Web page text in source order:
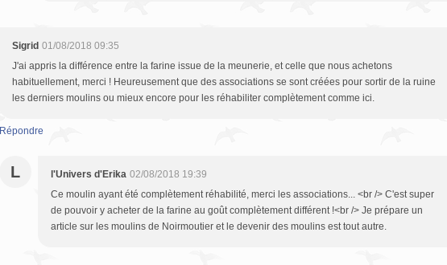
Sigrid 01/08/2018 09:35
J'ai appris la différence entre la farine issue de la meunerie, et celle que nous achetons
habituellement, merci ! Heureusement que des associations se sont créées pour sortir de la ruine
les derniers moulins ou mieux encore pour les réhabiliter complètement comme ici.
Répondre
L l'Univers d'Erika 02/08/2018 19:39
Ce moulin ayant été complètement réhabilité, merci les associations... <br /> C'est super
de pouvoir y acheter de la farine au goût complètement différent !<br /> Je prépare un
article sur les moulins de Noirmoutier et le devenir des moulins est tout autre.